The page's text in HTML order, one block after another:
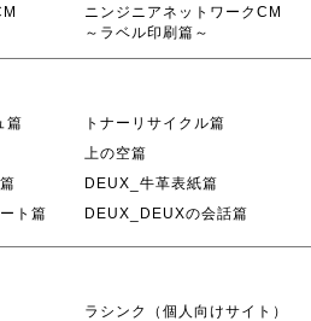
ニンジニアネットワークCM
～ラベル印刷篇～
篇 トナーリサイクル篇
上の空篇
DEUX_牛革表紙篇
ト篇
DEUX_DEUXの会話篇
ラシンク（個人向けサイト）